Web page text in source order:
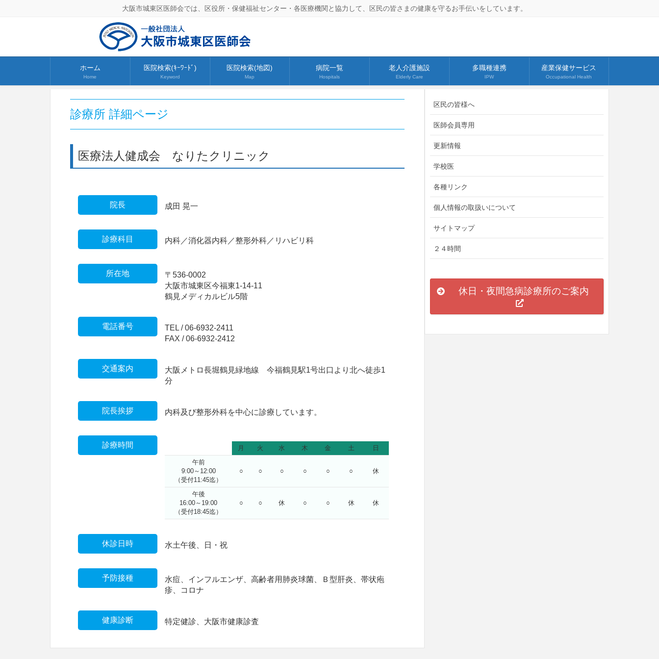
大阪市城東区医師会では、区役所・保健福祉センター・各医療機関と協力して、区民の皆さまの健康を守るお手伝いをしています。
ホーム
Home
医院検索(ｷｰﾜｰﾄﾞ)
Keyword
医院検索(地図)
Map
病院一覧
Hospitals
老人介護施設
Elderly Care
多職種連携
IPW
産業保健サービス
Occupational Health
診療所 詳細ページ
医療法人健成会 なりたクリニック
院長 成田 晃一
診療科目 内科／消化器内科／整形外科／リハビリ科
所在地
〒536-0002
大阪市城東区今福東1-14-11
鶴見メディカルビル5階
電話番号
TEL / 06-6932-2411
FAX / 06-6932-2412
交通案内
大阪メトロ長堀鶴見緑地線 今福鶴見駅1号出口より北へ徒歩1
分
院長挨拶 内科及び整形外科を中心に診療しています。
診療時間 月 火 水 木 金 土
日
午前
9:00～ 12:00
（受付11:45迄）
○ ○ ○ ○ ○ ○ 休
午後
16:00～ 19:00
（受付18:45迄）
○ ○ 休 ○ ○ 休 休
休診日時 水土午後、日・祝
予防接種
水痘、インフルエンザ、高齢者用肺炎球菌、Ｂ型肝炎、帯状疱
疹、コロナ
健康診断 特定健診、大阪市健康診査
区民の皆様へ
医師会員専用
更新情報
学校医
各種リンク
個人情報の取扱いについて
サイトマップ
２４時間
休日・夜間急病診療所のご案内